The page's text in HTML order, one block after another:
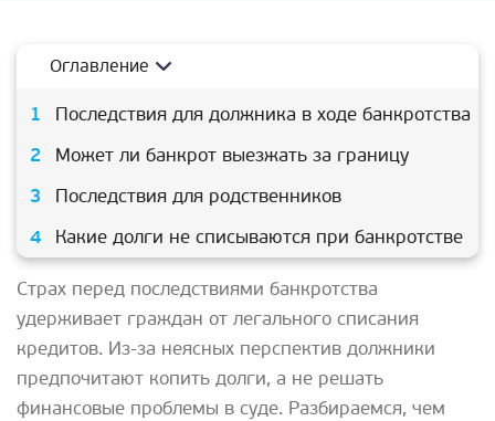
Оглавление
Последствия для должника в ходе банкротства
Может ли банкрот выезжать за границу
Последствия для родственников
Какие долги не списываются при банкротстве
Страх перед последствиями банкротства
удерживает граждан от легального списания
кредитов. Из-за неясных перспектив должники
предпочитают копить долги, а не решать
финансовые проблемы в суде. Разбираемся, чем